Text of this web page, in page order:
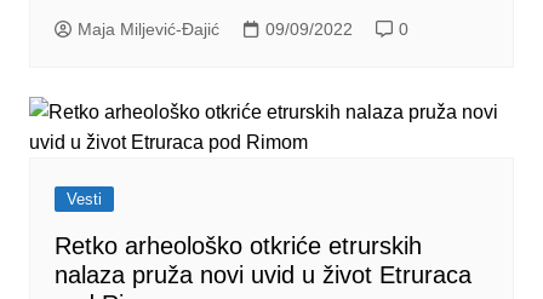
Maja Miljević-Đajić 09/09/2022 0
Vesti
Retko arheološko otkriće etrurskih
nalaza pruža novi uvid u život Etruraca